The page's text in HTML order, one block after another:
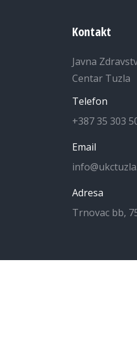
Kontakt
Javna
Centar Tuzla
Telefon
+387 35 303
Email
Adresa
Trnovac bb,